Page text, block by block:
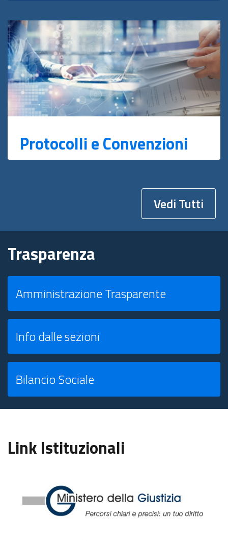
Protocolli e Convenzioni
Vedi Tutti
Trasparenza
Amministrazione Trasparente
Info dalle sezioni
Bilancio Sociale
Link Istituzionali